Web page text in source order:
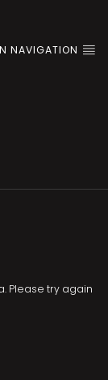
NAVIGATION
Please try again